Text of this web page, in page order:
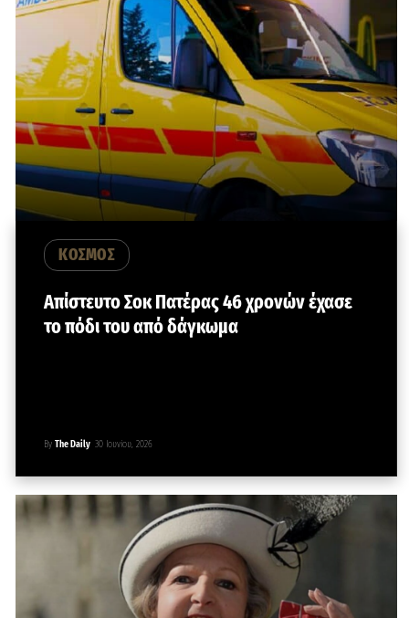
ΚΟΣΜΟΣ
Απίστευτο Σοκ Πατέρας 46 χρονών έχασε
το πόδι του από δάγκωμα
By The Daily 30 Ιουνίου, 2026